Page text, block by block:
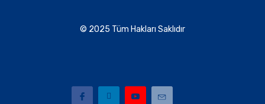
© 2025 Tüm Hakları Saklıdır